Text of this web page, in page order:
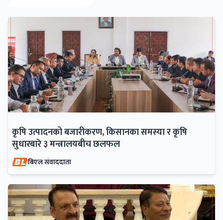
कृषि उत्पादनको बजारीकरण, किसानका समस्या र कृषि
सुधारबारे ३ मन्त्रालयबीच छलफल
बिएल संवाददाता